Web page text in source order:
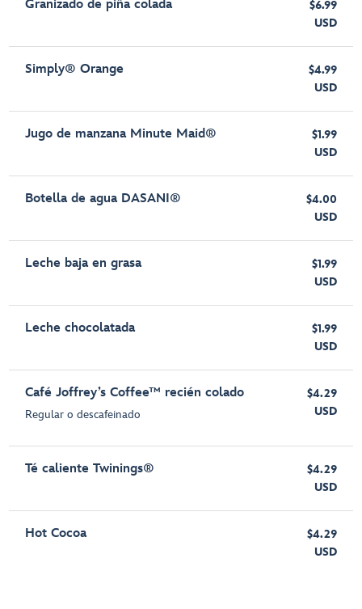
Granizado de piña colada
$6.99
USD
Simply® Orange
$4.99
USD
Jugo de manzana Minute Maid®
$1.99
USD
Botella de agua DASANI®
$4.00
USD
Leche baja en grasa
$1.99
USD
Leche chocolatada
$1.99
USD
Café Joffrey’s Coffee™ recién colado
Regular o descafeinado
$4.29
USD
Té caliente Twinings®
$4.29
USD
Hot Cocoa
$4.29
USD